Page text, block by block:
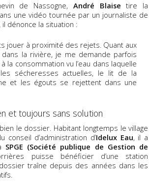
de Nassogne, André Blaise tire la
une vidéo tournée par un journaliste de
il dénonce la situation :
jouer à proximité des rejets. Quant aux
la rivière, je me demande parfois
la consommation vu l’eau dans laquelle
sécheresses actuelles, le lit de la
et les égouts se rejettent dans une
et toujours sans solution
le dossier. Habitant longtemps le village
conseil d’administration d’Idelux Eau, il a
SPGE (Société publique de Gestion de
puisse bénéficier d’une station
traîne depuis des années dans les